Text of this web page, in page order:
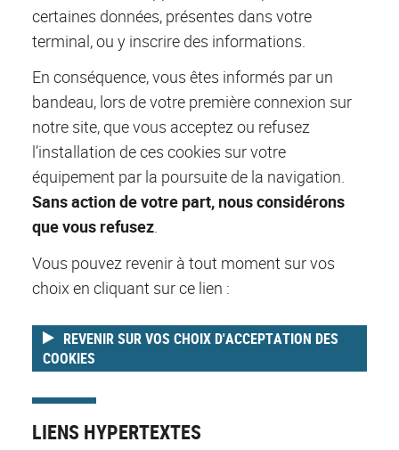
certaines données, présentes dans votre
terminal, ou y inscrire des informations.
En conséquence, vous êtes informés par un
bandeau, lors de votre première connexion sur
notre site, que vous acceptez ou refusez
l’installation de ces cookies sur votre
équipement par la poursuite de la navigation.
Sans action de votre part, nous considérons
que vous refusez.
Vous pouvez revenir à tout moment sur vos
choix en cliquant sur ce lien :
REVENIR SUR VOS CHOIX D'ACCEPTATION DES
COOKIES
LIENS HYPERTEXTES